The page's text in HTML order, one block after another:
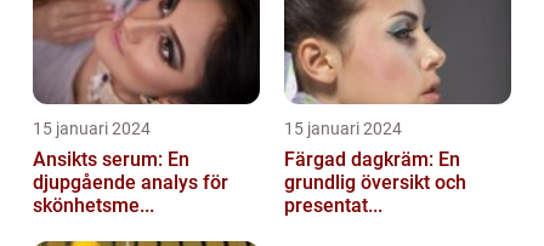
15 januari 2024
Ansikts serum: En
djupgående analys för
skönhetsme...
15 januari 2024
Färgad dagkräm: En
grundlig översikt och
presentat...